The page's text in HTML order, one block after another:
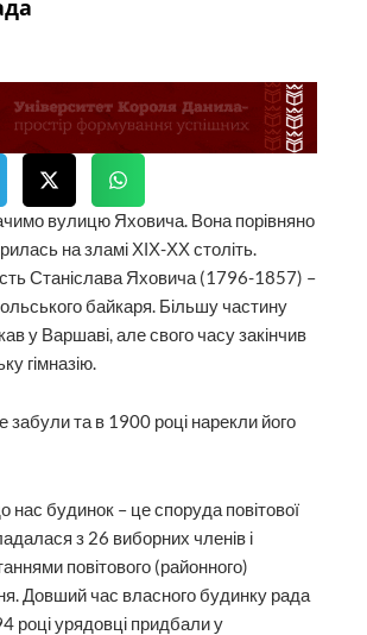
вулицю Яховича. Вона порівняно
на зламі ХІХ-ХХ століть.
Станіслава Яховича (1796-1857) –
байкаря. Більшу частину
у Варшаві, але свого часу закінчив
гімназію.
забули та в 1900 році нарекли його
нас будинок – це споруда повітової
з 26 виборних членів і
повітового (районного)
Довший час власного будинку рада
році урядовці придбали у